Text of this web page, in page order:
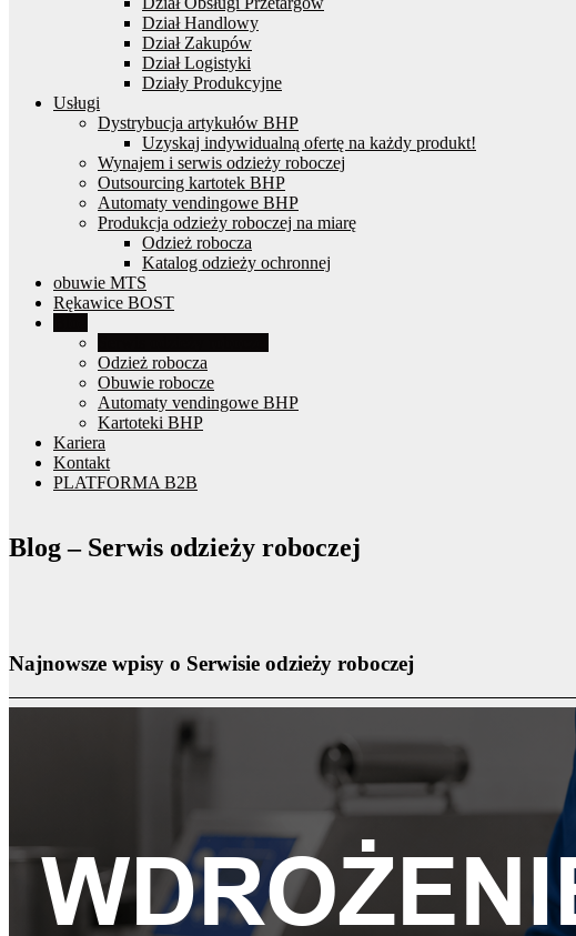
Dział Handlowy
Dział Zakupów
Dział Logistyki
Działy Produkcyjne
Usługi
Dystrybucja artykułów BHP
Uzyskaj indywidualną ofertę na każdy produkt!
Wynajem i serwis odzieży roboczej
Outsourcing kartotek BHP
Automaty vendingowe BHP
Produkcja odzieży roboczej na miarę
Odzież robocza
Katalog odzieży ochronnej
obuwie MTS
Rękawice BOST
Odzież robocza
Obuwie robocze
Automaty vendingowe BHP
Kartoteki BHP
Kariera
Kontakt
PLATFORMA B2B
Blog – Serwis odzieży roboczej
Najnowsze wpisy o Serwisie odzieży roboczej